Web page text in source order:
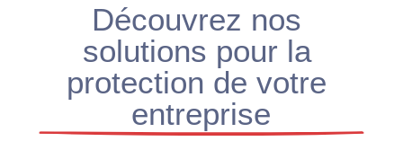
Découvrez nos
solutions pour la
protection de votre
entreprise